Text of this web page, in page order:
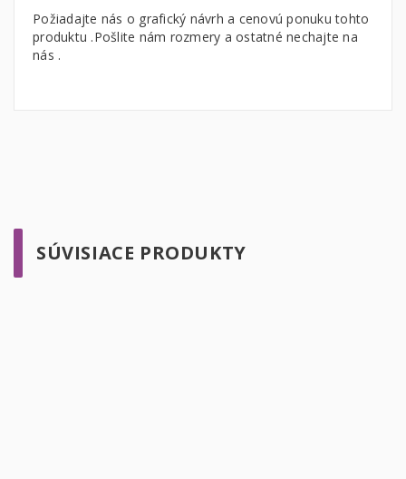
Požiadajte nás o grafický návrh a cenovú ponuku tohto
produktu .Pošlite nám rozmery a ostatné nechajte na
nás .
SÚVISIACE PRODUKTY